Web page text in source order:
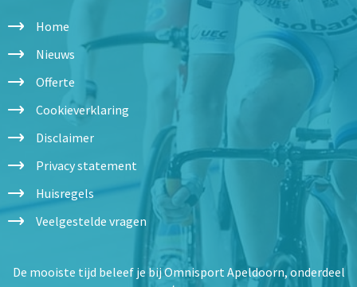
Home
Nieuws
Offerte
Cookieverklaring
Disclaimer
Privacy statement
Huisregels
Veelgestelde vragen
De mooiste tijd beleef je bij Omnisport Apeldoorn, onderdeel